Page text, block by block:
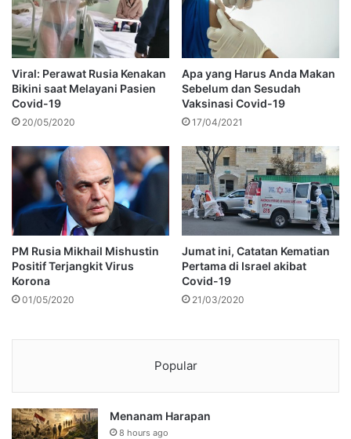
Viral: Perawat Rusia Kenakan
Bikini saat Melayani Pasien
Covid-19
20/05/2020
Apa yang Harus Anda Makan
Sebelum dan Sesudah
Vaksinasi Covid-19
17/04/2021
PM Rusia Mikhail Mishustin
Positif Terjangkit Virus
Korona
01/05/2020
Jumat ini, Catatan Kematian
Pertama di Israel akibat
Covid-19
21/03/2020
Popular
Menanam Harapan
8 hours ago